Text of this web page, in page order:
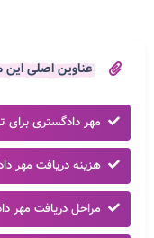
عناوین اصلی این
مهر دادگستری برای
هزینه دریافت مهر
مراحل دریافت مهر